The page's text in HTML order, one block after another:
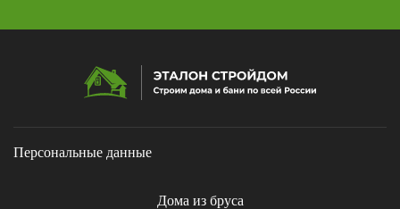
Персональные данные
Дома из бруса